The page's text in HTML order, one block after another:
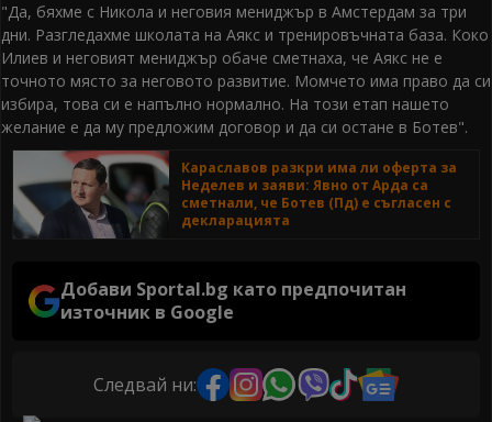
"Да, бяхме с Никола и неговия мениджър в Амстердам за три
дни. Разгледахме школата на Аякс и тренировъчната база. Коко
Илиев и неговият мениджър обаче сметнаха, че Аякс не е
точното място за неговото развитие. Момчето има право да си
избира, това си е напълно нормално. На този етап нашето
желание е да му предложим договор и да си остане в Ботев".
Караславов разкри има ли оферта за
Неделев и заяви: Явно от Арда са
сметнали, че Ботев (Пд) е съгласен с
декларацията
Добави Sportal.bg като предпочитан
източник в Google
Следвай ни: